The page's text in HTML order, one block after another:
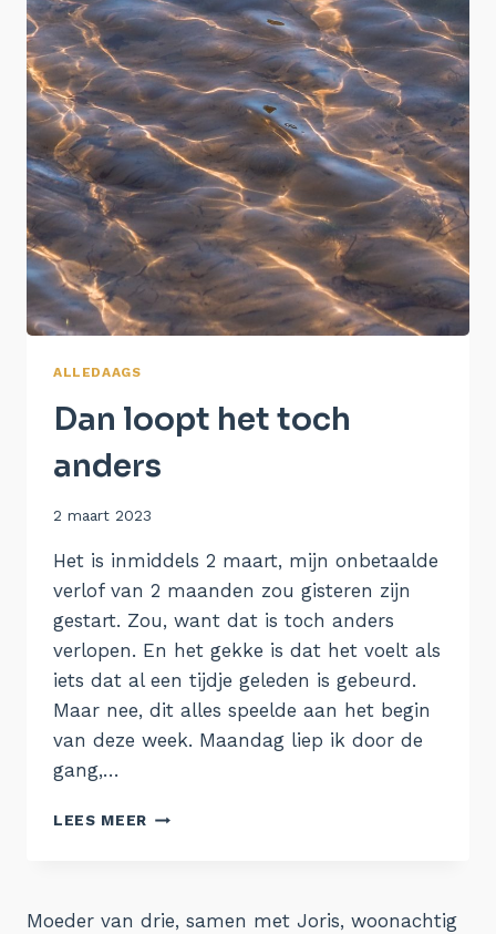
ALLEDAAGS
Dan loopt het toch
anders
Door
2 maart 2023
Het is inmiddels 2 maart, mijn onbetaalde
verlof van 2 maanden zou gisteren zijn
gestart. Zou, want dat is toch anders
verlopen. En het gekke is dat het voelt als
iets dat al een tijdje geleden is gebeurd.
Maar nee, dit alles speelde aan het begin
van deze week. Maandag liep ik door de
gang,…
LEES MEER DAN
Moeder van drie, samen met Joris, woonachtig